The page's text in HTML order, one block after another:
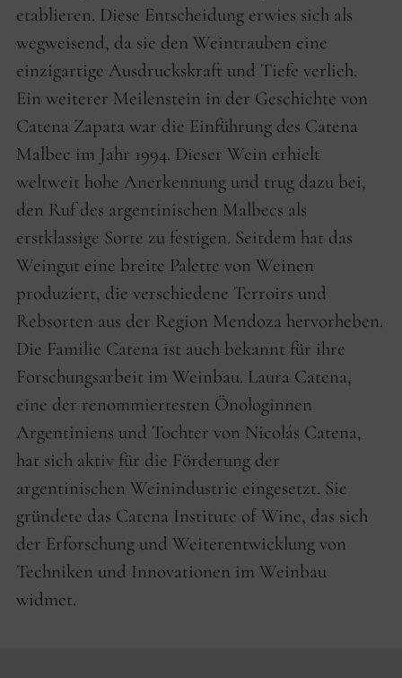
etablieren. Diese Entscheidung erwies sich als
wegweisend, da sie den Weintrauben eine
einzigartige Ausdruckskraft und Tiefe verlieh.
Ein weiterer Meilenstein in der Geschichte von
Catena Zapata war die Einführung des Catena
Malbec im Jahr 1994. Dieser Wein erhielt
weltweit hohe Anerkennung und trug dazu bei,
den Ruf des argentinischen Malbecs als
erstklassige Sorte zu festigen. Seitdem hat das
Weingut eine breite Palette von Weinen
produziert, die verschiedene Terroirs und
Rebsorten aus der Region Mendoza hervorheben.
Die Familie Catena ist auch bekannt für ihre
Forschungsarbeit im Weinbau. Laura Catena,
eine der renommiertesten Önologinnen
Argentiniens und Tochter von Nicolás Catena,
hat sich aktiv für die Förderung der
argentinischen Weinindustrie eingesetzt. Sie
gründete das Catena Institute of Wine, das sich
der Erforschung und Weiterentwicklung von
Techniken und Innovationen im Weinbau
widmet.